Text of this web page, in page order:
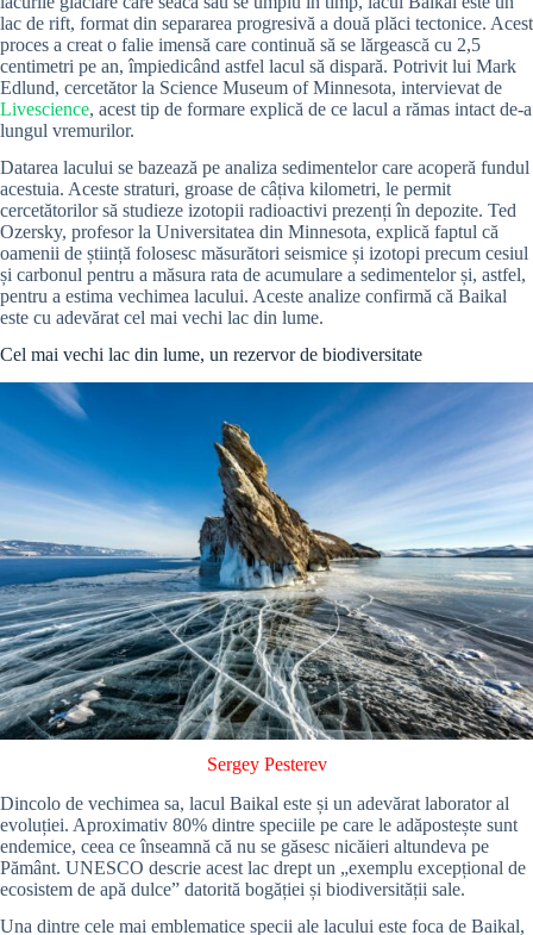
lac de rift, format din separarea progresivă a două plăci tectonice. Acest
proces a creat o falie imensă care continuă să se lărgească cu 2,5
centimetri pe an, împiedicând astfel lacul să dispară. Potrivit lui Mark
Edlund, cercetător la Science Museum of Minnesota, intervievat de
Livescience, acest tip de formare explică de ce lacul a rămas intact de-a
lungul vremurilor.
Datarea lacului se bazează pe analiza sedimentelor care acoperă fundul
acestuia. Aceste straturi, groase de câțiva kilometri, le permit
cercetătorilor să studieze izotopii radioactivi prezenți în depozite. Ted
Ozersky, profesor la Universitatea din Minnesota, explică faptul că
oamenii de știință folosesc măsurători seismice și izotopi precum cesiul
și carbonul pentru a măsura rata de acumulare a sedimentelor și, astfel,
pentru a estima vechimea lacului. Aceste analize confirmă că Baikal
este cu adevărat cel mai vechi lac din lume.
Cel mai vechi lac din lume, un rezervor de biodiversitate
Sergey Pesterev
Dincolo de vechimea sa, lacul Baikal este și un adevărat laborator al
evoluției. Aproximativ 80% dintre speciile pe care le adăpostește sunt
endemice, ceea ce înseamnă că nu se găsesc nicăieri altundeva pe
Pământ. UNESCO descrie acest lac drept un „exemplu excepțional de
ecosistem de apă dulce” datorită bogăției și biodiversității sale.
Una dintre cele mai emblematice specii ale lacului este foca de Baikal,